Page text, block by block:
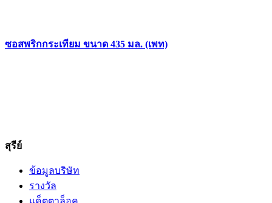
ซอสพริกกระเทียม ขนาด 435 มล. (เพท)
สุรีย์
ข้อมูลบริษัท
รางวัล
แค็ตตาล็อค